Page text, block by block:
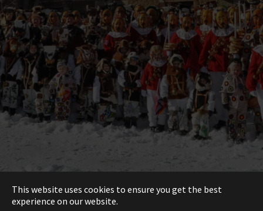
This website uses cookies to ensure you get the best
experience on our website.
Impressum